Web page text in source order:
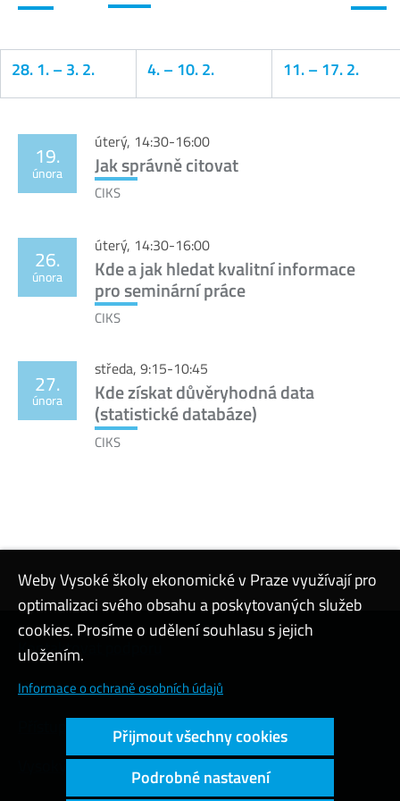
28. 1.–3. 2. 4.–10. 2. 11.–17. 2.
Kalendář
19.
února
úterý, 14:30-16:00
Jak správně citovat
CIKS
26.
února
úterý, 14:30-16:00
Kde a jak hledat kvalitní informace
pro seminární práce
CIKS
27.
února
středa, 9:15-10:45
Kde získat důvěryhodná data
(statistické databáze)
CIKS
Kontaktovat podporu
Nastavení cookies
Přístupnost webu
Vysoký kontrast
Weby Vysoké školy ekonomické v Praze využívají pro
optimalizaci svého obsahu a poskytovaných služeb
cookies. Prosíme o udělení souhlasu s jejich
uložením.
Informace o ochraně osobních údajů
Přijmout všechny cookies
Podrobné nastavení